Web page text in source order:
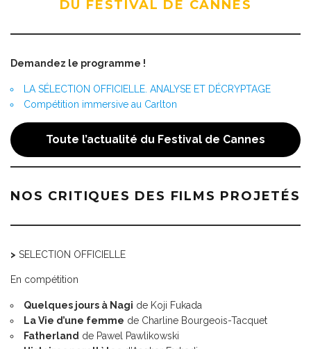
DU FESTIVAL DE CANNES
Demandez le programme !
LA SÉLECTION OFFICIELLE. ANALYSE ET DÉCRYPTAGE
Compétition immersive au Carlton
Toute l’actualité du Festival de Cannes
NOS CRITIQUES DES FILMS PROJETÉS
> SELECTION OFFICIELLE
En compétition
Quelques jours à Nagi de Koji Fukada
La Vie d’une femme de Charline Bourgeois-Tacquet
Fatherland de Pawel Pawlikowski